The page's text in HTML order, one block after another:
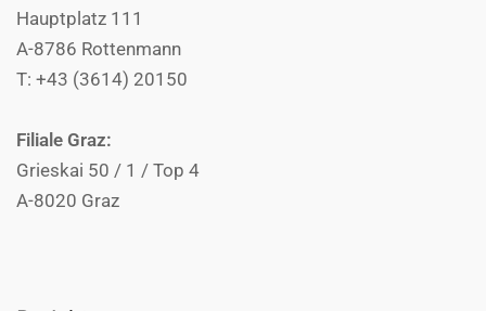
Hauptplatz 111
A-8786 Rottenmann
T: +43 (3614) 20150
Filiale Graz:
Grieskai 50 / 1 / Top 4
A-8020 Graz